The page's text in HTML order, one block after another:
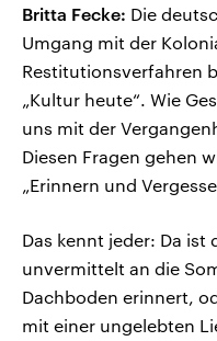
Britta Fecke: Die
Umgang mit der
Restitutionsverfahren
„Kultur heute“. Wie
uns mit der
Diesen Fragen gehen
„Erinnern und
Das kennt jeder: Da ist
unvermittelt an die
Dachboden erinnert,
mit einer ungelebten